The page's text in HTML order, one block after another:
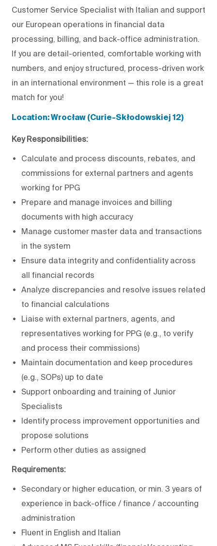
Customer Service Specialist with Italian and support
our European operations in financial data
processing, billing, and back-office administration.
If you are detail-oriented, comfortable working with
numbers, and enjoy structured, process-driven work
in an international environment — this role is a great
match for you!
Location: Wrocław (Curie-Skłodowskiej 12)
Key Responsibilities:
Calculate and process discounts, rebates, and
commissions for external partners and agents
working for PPG
Prepare and manage invoices and billing
documents with high accuracy
Manage customer master data and transactions
in the system
Ensure data integrity and confidentiality across
all financial records
Analyze discrepancies and resolve issues related
to financial calculations
Liaise with external partners, agents, and
representatives working for PPG (e.g., to verify
and process their commissions)
Maintain documentation and keep procedures
(e.g., SOPs) up to date
Support onboarding and training of Junior
Specialists
Identify process improvement opportunities and
propose solutions
Perform other duties as assigned
Requirements:
Secondary or higher education, or min. 3 years of
experience in back-office / finance / accounting
administration
Fluent in English and Italian